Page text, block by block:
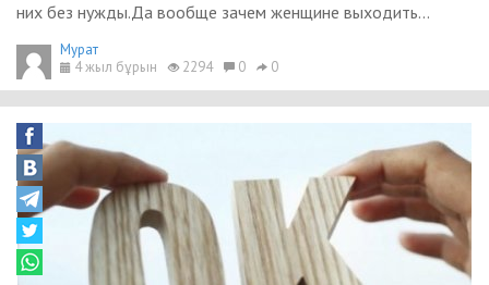
них без нужды.Да вообще зачем женщине выходить...
Мурат
4 жыл бұрын
2294 0 0